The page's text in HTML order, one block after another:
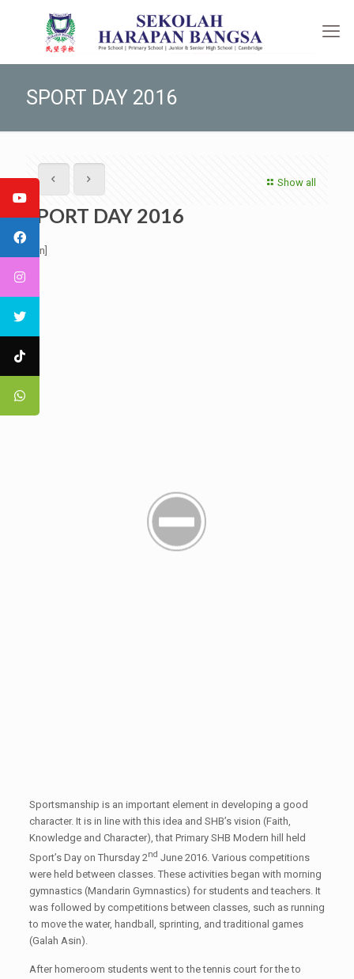
SPORT DAY 2016
Show all
SPORT DAY 2016
[:en]
Sportsmanship is an important element in developing a good
character. It is in line with this idea and SHB’s vision (Faith,
Knowledge and Character), that Primary SHB Modern hill held
Sport’s Day on Thursday 2nd June 2016. Various competitions
were held between classes. These activities began with morning
gymnastics (Mandarin Gymnastics) for students and teachers. It
was followed by competitions between classes, such as running
to move the water, handball, sprinting, and traditional games
(Galah Asin).
After homeroom students went to the tennis court for the to